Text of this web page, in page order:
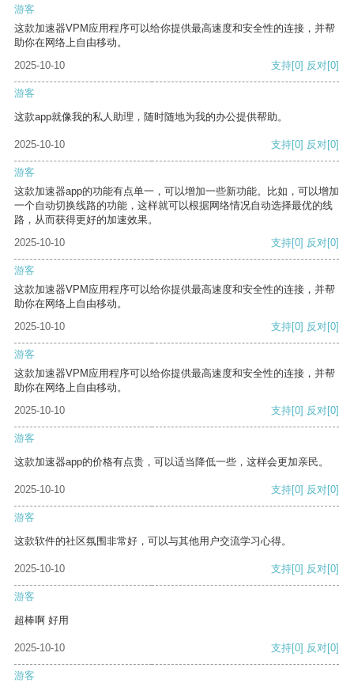
游客
这款加速器VPM应用程序可以给你提供最高速度和安全性的连接，并帮
助你在网络上自由移动。
2025-10-10
支持[0] 反对[0]
游客
这款app就像我的私人助理，随时随地为我的办公提供帮助。
2025-10-10 支持[0] 反对[0]
游客
这款加速器app的功能有点单一，可以增加一些新功能。比如，可以增加
一个自动切换线路的功能，这样就可以根据网络情况自动选择最优的线
路，从而获得更好的加速效果。
2025-10-10
支持[0] 反对[0]
游客
这款加速器VPM应用程序可以给你提供最高速度和安全性的连接，并帮
助你在网络上自由移动。
2025-10-10
支持[0] 反对[0]
游客
这款加速器VPM应用程序可以给你提供最高速度和安全性的连接，并帮
助你在网络上自由移动。
2025-10-10
支持[0] 反对[0]
游客
这款加速器app的价格有点贵，可以适当降低一些，这样会更加亲民。
2025-10-10 支持[0] 反对[0]
游客
这款软件的社区氛围非常好，可以与其他用户交流学习心得。
2025-10-10 支持[0] 反对[0]
游客
超棒啊 好用
2025-10-10 支持[0] 反对[0]
游客